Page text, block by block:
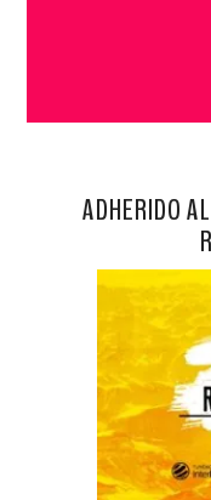
ADHERIDO